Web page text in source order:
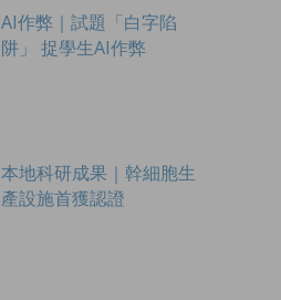
AI作弊｜試題「白字陷
阱」 捉學生AI作弊
本地科研成果｜幹細胞生
產設施首獲認證